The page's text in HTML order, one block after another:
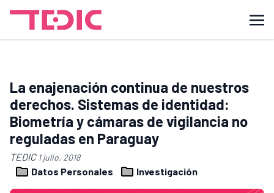
La enajenación continua de nuestros
derechos. Sistemas de identidad:
Biometría y cámaras de vigilancia no
reguladas en Paraguay
TEDIC 1 julio, 2018
Datos Personales Investigación